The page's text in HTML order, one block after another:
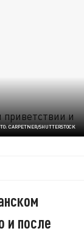
CARPETNER/SHUTTERSTOCK
и после